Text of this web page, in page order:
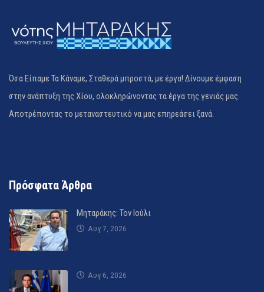
Όσα Είπαμε Τα Κάναμε, Σταθερά μπροστά, με έργα! Δίνουμε έμφαση
στην ανάπτυξη της Χίου, ολοκληρώνοντας τα έργα της γενιάς μας.
Αποτρέποντας το μεταναστευτικό να μας επηρεάσει ξανά.
Πρόσφατα Άρθρα
Μηταράκης: Τον Ιούλι
Αυγ 7, 2026
Αυγ 6, 2026